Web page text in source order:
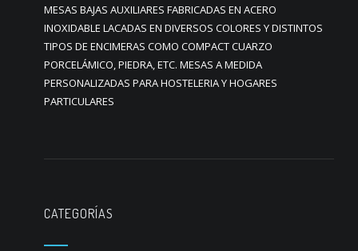
MESAS BAJAS AUXILIARES FABRICADAS EN ACERO
INOXIDABLE LACADAS EN DIVERSOS COLORES Y DISTINTOS
TIPOS DE ENCIMERAS COMO COMPACT CUARZO
PORCELÁMICO, PIEDRA, ETC. MESAS A MEDIDA
PERSONALIZADAS PARA HOSTELERIA Y HOGARES
PARTICULARES
CATEGORÍAS